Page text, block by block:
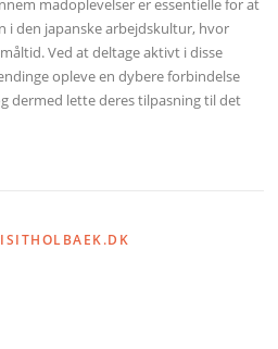
madoplevelser er essentielle for at
i den japanske arbejdskultur, hvor
Ved at deltage aktivt i disse
opleve en dybere forbindelse
dermed lette deres tilpasning til det